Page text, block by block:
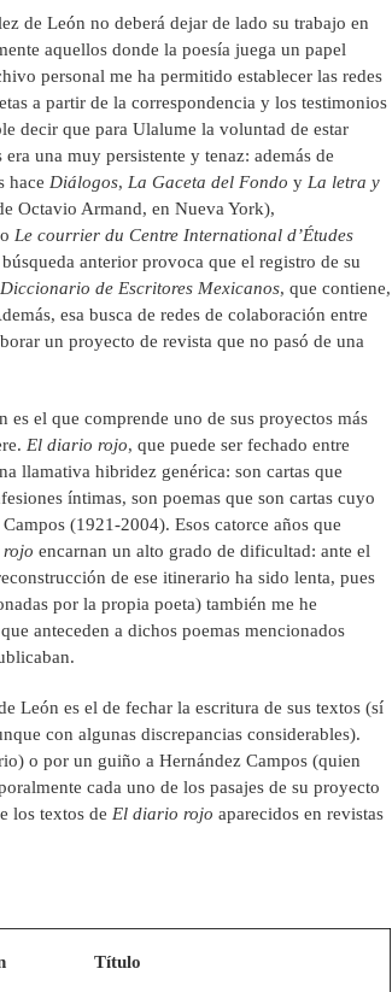
de León no deberá dejar de lado su trabajo en
aquellos donde la poesía juega un papel
personal me ha permitido establecer las redes
a partir de la correspondencia y los testimonios
decir que para Ulalume la voluntad de estar
una muy persistente y tenaz: además de
hace Diálogos, La Gaceta del Fondo y La letra y
Octavio Armand, en Nueva York),
Le courrier du Centre International d’Études
anterior provoca que el registro de su
Diccionario de Escritores Mexicanos, que contiene,
esa busca de redes de colaboración entre
un proyecto de revista que no pasó de una
es el que comprende uno de sus proyectos más
El diario rojo, que puede ser fechado entre
llamativa hibridez genérica: son cartas que
íntimas, son poemas que son cartas cuyo
(1921-2004). Esos catorce años que
encarnan un alto grado de dificultad: ante el
de ese itinerario ha sido lenta, pues
por la propia poeta) también me he
anteceden a dichos poemas mencionados
León es el de fechar la escritura de sus textos (sí
con algunas discrepancias considerables).
o por un guiño a Hernández Campos (quien
cada uno de los pasajes de su proyecto
los textos de El diario rojo aparecidos en revistas
Título